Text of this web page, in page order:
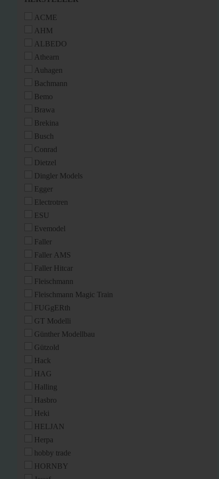
ACME
AHM
ALBEDO
Athearn
Auhagen
Bachmann
Bemo
Brawa
Brekina
Busch
Conrad
Dietzel
Dingler Models
Egger
Electrotren
ESU
Evemodel
Faller
Faller AMS
Faller Hitcar
Fleischmann
Fleischmann Magic Train
FUGgERth
GT Modelli
Günther Modellbau
Gützold
Hack
HAG
Halling
Hasbro
Heki
HELJAN
Herpa
hobby trade
HORNBY